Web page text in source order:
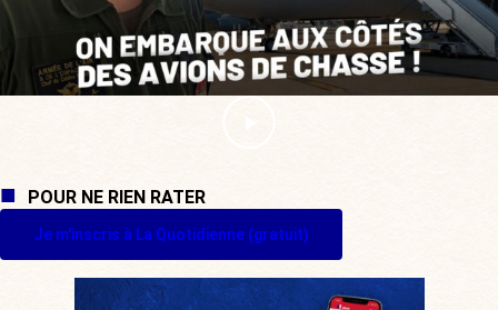
POUR NE RIEN RATER
Je m'inscris à La Quotidienne (gratuit)